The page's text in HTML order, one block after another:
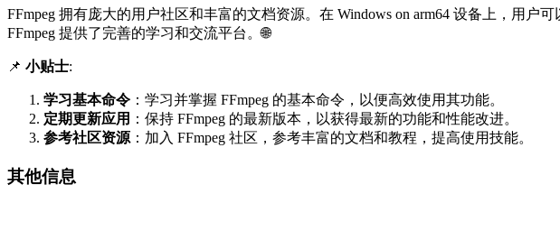
FFmpeg 拥有庞大的用户社区和丰富的文档资源。在 Windows on arm64 设备上，用户
FFmpeg 提供了完善的学习和交流平台。🌐
📌 小贴士:
学习基本命令 ：学习并掌握 FFmpeg 的基本命令，以便高效使用其功能。
定期更新应用 ：保持 FFmpeg 的最新版本，以获得最新的功能和性能改进。
参考社区资源 ：加入 FFmpeg 社区，参考丰富的文档和教程，提高使用技能。
其他信息